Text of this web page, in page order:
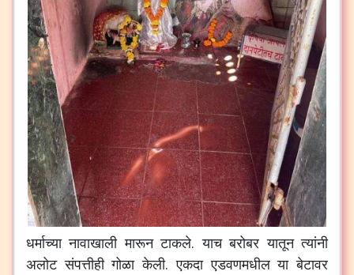
धर्माच्या नावाखाली मारून टाकले. याच बरोबर यातून त्यांनी
अलोट संपत्तीही गोळा केली. एकदा एडवणमधील या बेटावर